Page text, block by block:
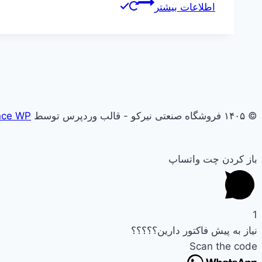
اطلاعات بیشتر
© ۱۴۰۵ فروشگاه صنعتی نیرکو - قالب وردپرس توسط WP
باز کردن چت واتساپ
1
نیاز به پیش فاکتور دارین؟؟؟؟؟
Scan the code